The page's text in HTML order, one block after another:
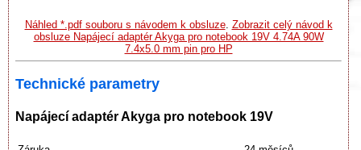
Náhled *.pdf souboru s návodem k obsluze. Zobrazit celý návod k
obsluze Napájecí adaptér Akyga pro notebook 19V 4.74A 90W
7.4x5.0 mm pin pro HP
Technické parametry
Napájecí adaptér Akyga pro notebook 19V